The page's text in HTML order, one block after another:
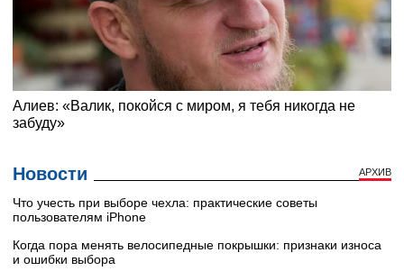
Новости АРХИВ
Что учесть при выборе чехла: практические советы
пользователям iPhone
Когда пора менять велосипедные покрышки: признаки износа
и ошибки выбора